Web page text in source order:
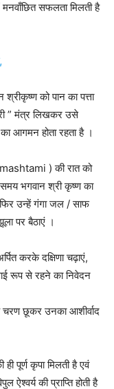
मनवाँछित सफलता मिलती है
को पान का पत्ता
”मंत्र लिखकर उसे
आगमन होता रहता है ।
) की रात को
भगवान श्री कृष्ण का
उन्हें गंगा जल / साफ
पर बैठाएं ।
करके दक्षिणा चढ़ाएं,
रूप से रहने का निवेदन
छूकर उनका आशीर्वाद
ही पूर्ण कृपा मिलती है एवं
की प्राप्ति होती है